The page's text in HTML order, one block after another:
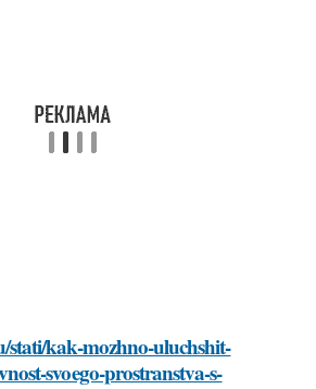
stati/kak-mozhno-uluchshit-
svoego-prostranstva-s-